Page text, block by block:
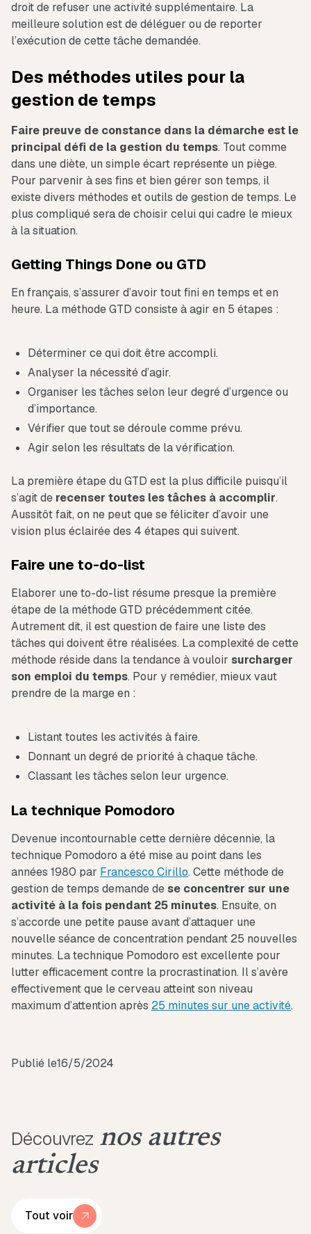
droit de refuser une activité supplémentaire. La
meilleure solution est de déléguer ou de reporter
l’exécution de cette tâche demandée.
Des méthodes utiles pour la
gestion de temps
Faire preuve de constance dans la démarche est le
principal défi de la gestion du temps. Tout comme
dans une diète, un simple écart représente un piège.
Pour parvenir à ses fins et bien gérer son temps, il
existe divers méthodes et outils de gestion de temps. Le
plus compliqué sera de choisir celui qui cadre le mieux
à la situation.
Getting Things Done ou GTD
En français, s’assurer d’avoir tout fini en temps et en
heure. La méthode GTD consiste à agir en 5 étapes :
Déterminer ce qui doit être accompli.
Analyser la nécessité d’agir.
Organiser les tâches selon leur degré d’urgence ou
d’importance.
Vérifier que tout se déroule comme prévu.
Agir selon les résultats de la vérification.
La première étape du GTD est la plus difficile puisqu’il
s’agit de recenser toutes les tâches à accomplir.
Aussitôt fait, on ne peut que se féliciter d’avoir une
vision plus éclairée des 4 étapes qui suivent.
Faire une to-do-list
Elaborer une to-do-list résume presque la première
étape de la méthode GTD précédemment citée.
Autrement dit, il est question de faire une liste des
tâches qui doivent être réalisées. La complexité de cette
méthode réside dans la tendance à vouloir surcharger
son emploi du temps. Pour y remédier, mieux vaut
prendre de la marge en :
Listant toutes les activités à faire.
Donnant un degré de priorité à chaque tâche.
Classant les tâches selon leur urgence.
La technique Pomodoro
Devenue incontournable cette dernière décennie, la
technique Pomodoro a été mise au point dans les
années 1980 par Francesco Cirillo. Cette méthode de
gestion de temps demande dese concentrer sur une
activité à la fois pendant 25 minutes. Ensuite, on
s’accorde une petite pause avant d’attaquer une
nouvelle séance de concentration pendant 25 nouvelles
minutes. La technique Pomodoro est excellente pour
lutter efficacement contre la procrastination. Il s’avère
effectivement que le cerveau atteint son niveau
maximum d’attention après 25 minutes sur une activité.
Publié le16/5/2024
Découvrez nos autres
articles
Tout voir